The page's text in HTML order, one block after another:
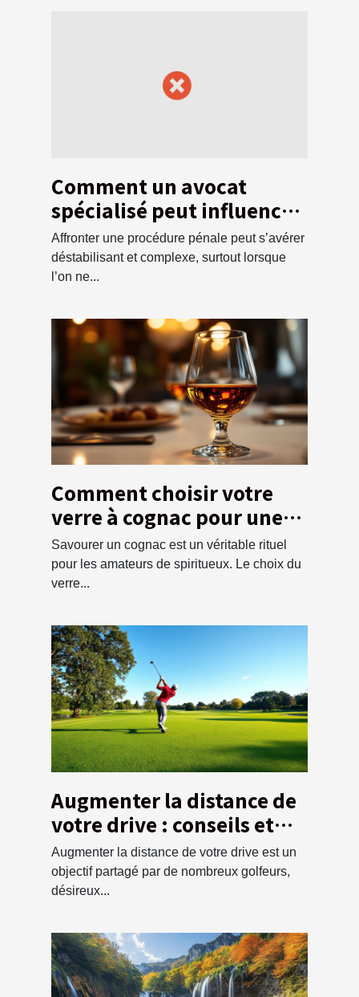
Comment un avocat
spécialisé peut influencer
l'issue d'une affaire
pénale ?
Affronter une procédure pénale peut s’avérer
déstabilisant et complexe, surtout lorsque
l’on ne...
Comment choisir votre
verre à cognac pour une
dégustation optimale ?
Savourer un cognac est un véritable rituel
pour les amateurs de spiritueux. Le choix du
verre...
Augmenter la distance de
votre drive : conseils et
techniques
Augmenter la distance de votre drive est un
objectif partagé par de nombreux golfeurs,
désireux...